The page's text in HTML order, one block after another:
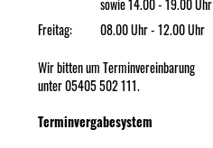
sowie 14.00 - 19.00 Uhr
Freitag:
08.00 Uhr - 12.00 Uhr
Wir bitten um Terminvereinbarung
unter 05405 502 111.
Terminvergabesystem